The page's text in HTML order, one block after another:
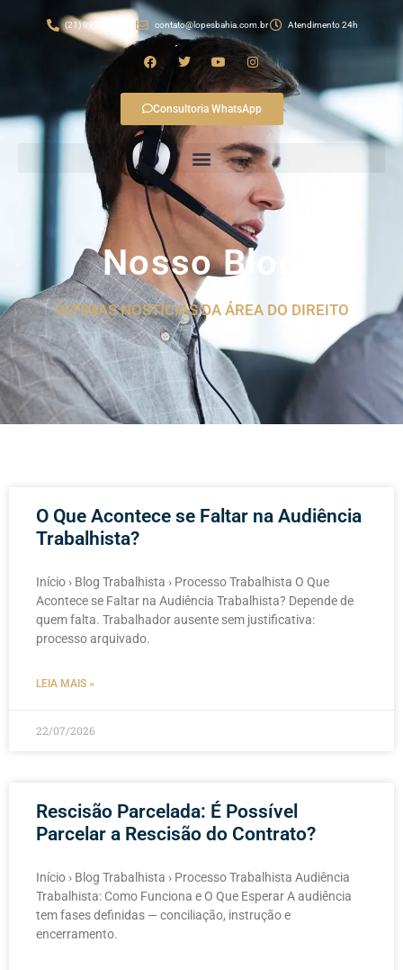
(21) 99982-4874 contato@lopesbahia.com.br Atendimento 24h
Consultoria WhatsApp
Nosso Blog
ÚLTIMAS NOSTÍCIAS DA ÁREA DO DIREITO
O Que Acontece se Faltar na Audiência
Trabalhista?
Início › Blog Trabalhista › Processo Trabalhista O Que
Acontece se Faltar na Audiência Trabalhista? Depende de
quem falta. Trabalhador ausente sem justificativa:
processo arquivado.
LEIA MAIS »
22/07/2026
Rescisão Parcelada: É Possível
Parcelar a Rescisão do Contrato?
Início › Blog Trabalhista › Processo Trabalhista Audiência
Trabalhista: Como Funciona e O Que Esperar A audiência
tem fases definidas — conciliação, instrução e
encerramento.